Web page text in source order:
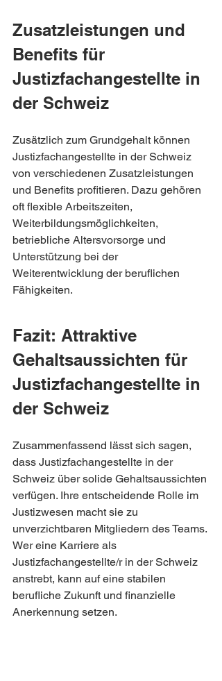
Zusatzleistungen und
Benefits für
Justizfachangestellte in
der Schweiz
Zusätzlich zum Grundgehalt können
Justizfachangestellte in der Schweiz
von verschiedenen Zusatzleistungen
und Benefits profitieren. Dazu gehören
oft flexible Arbeitszeiten,
Weiterbildungsmöglichkeiten,
betriebliche Altersvorsorge und
Unterstützung bei der
Weiterentwicklung der beruflichen
Fähigkeiten.
Fazit: Attraktive
Gehaltsaussichten für
Justizfachangestellte in
der Schweiz
Zusammenfassend lässt sich sagen,
dass Justizfachangestellte in der
Schweiz über solide Gehaltsaussichten
verfügen. Ihre entscheidende Rolle im
Justizwesen macht sie zu
unverzichtbaren Mitgliedern des Teams.
Wer eine Karriere als
Justizfachangestellte/r in der Schweiz
anstrebt, kann auf eine stabilen
berufliche Zukunft und finanzielle
Anerkennung setzen.